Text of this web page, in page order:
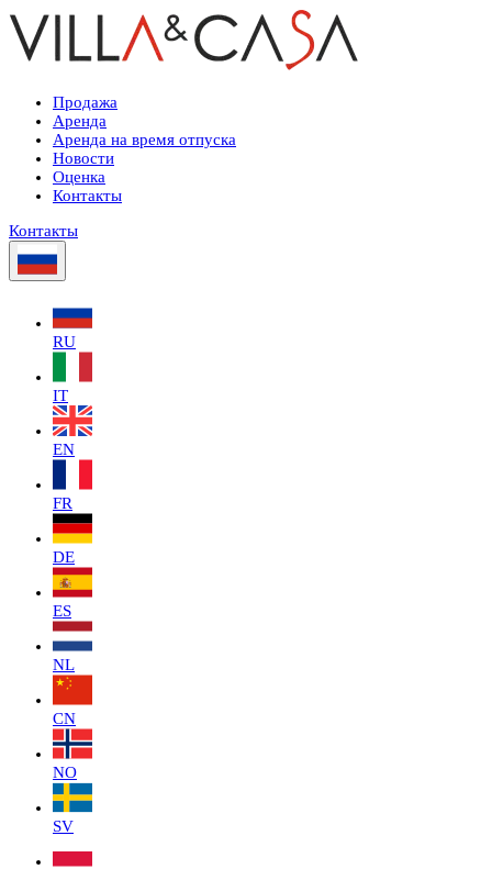
Продажа
Аренда
Аренда на время отпуска
Новости
Оценка
Контакты
Контакты
RU
IT
EN
FR
DE
ES
NL
CN
NO
SV